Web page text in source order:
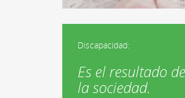
Discapacidad:
Es el resultado
la sociedad.